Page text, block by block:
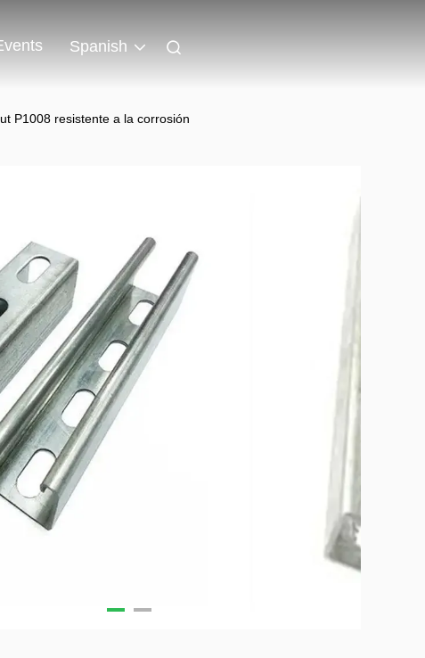
Spanish
P1008 resistente a la corrosión